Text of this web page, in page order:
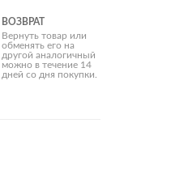
ВОЗВРАТ
Вернуть товар или
обменять его на
другой аналогичный
можно в течение 14
дней со дня покупки.